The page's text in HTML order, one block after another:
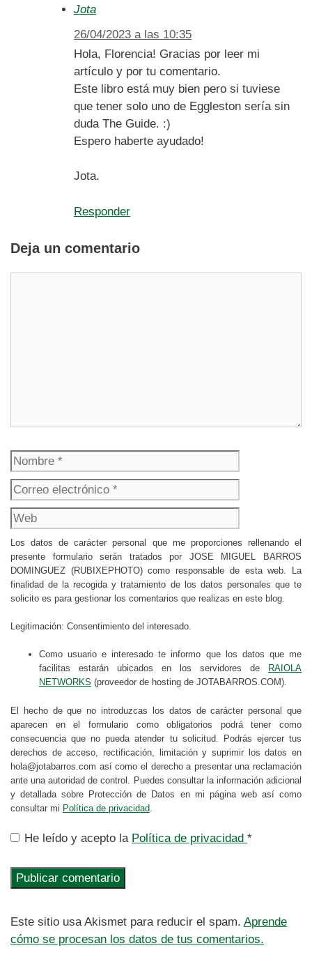
Jota
26/04/2023 a las 10:35
Hola, Florencia! Gracias por leer mi
artículo y por tu comentario.
Este libro está muy bien pero si tuviese
que tener solo uno de Eggleston sería sin
duda The Guide. :)
Espero haberte ayudado!
Jota.
Responder
Deja un comentario
Nombre
electrónico
Los datos de carácter personal que me proporciones rellenando el
presente formulario serán tratados por JOSE MIGUEL BARROS
DOMINGUEZ (RUBIXEPHOTO) como responsable de esta web. La
finalidad de la recogida y tratamiento de los datos personales que te
solicito es para gestionar los comentarios que realizas en este blog.
Legitimación: Consentimiento del interesado.
Como usuario e interesado te informo que los datos que me
facilitas estarán ubicados en los servidores de
RAIOLA
NETWORKS (proveedor de hosting de JOTABARROS.COM).
El hecho de que no introduzcas los datos de carácter personal que
aparecen en el formulario como obligatorios podrá tener como
consecuencia que no pueda atender tu solicitud. Podrás ejercer tus
derechos de acceso, rectificación, limitación y suprimir los datos en
hola@jotabarros.com así como el derecho a presentar una reclamación
ante una autoridad de control. Puedes consultar la información adicional
y detallada sobre Protección de Datos en mi página web así como
consultar mi Política de privacidad
He leído y acepto la Política de privacidad *
Este sitio usa Akismet para reducir el spam. Aprende
cómo se procesan los datos de tus comentarios.